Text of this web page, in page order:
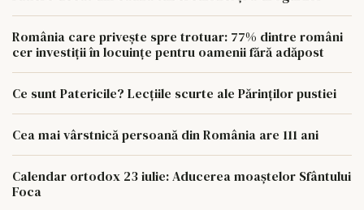
România care privește spre trotuar: 77% dintre români
cer investiții în locuințe pentru oamenii fără adăpost
Ce sunt Patericile? Lecțiile scurte ale Părinților pustiei
Cea mai vârstnică persoană din România are 111 ani
Calendar ortodox 23 iulie: Aducerea moaștelor Sfântului
Foca